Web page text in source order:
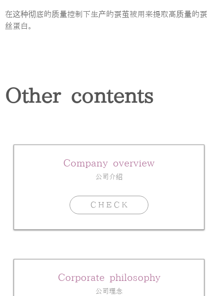
在这种彻底的质量控制下生产的蚕茧被用来提取高质量的蚕
丝蛋白。
Other contents
Company overview
公司介绍
ＣＨＥＣＫ
Corporate philosophy
公司理念